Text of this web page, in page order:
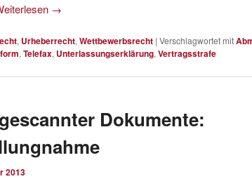
→
, Urheberrecht, Wettbewerbsrecht | Verschlagwortet mit
, Telefax, Unterlassungserklärung, Vertragsstrafe
Dokumente:
2013